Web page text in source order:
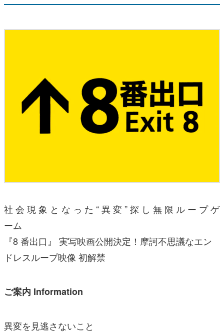
社 会 現 象 と な っ た “ 異 変 ” 探 し 無 限 ル ー プ ゲ
ーム
『8 番出口』 実写映画公開決定！摩訶不思議なエン
ドレスループ映像 初解禁
ご案内 Information
異変を見逃さないこと